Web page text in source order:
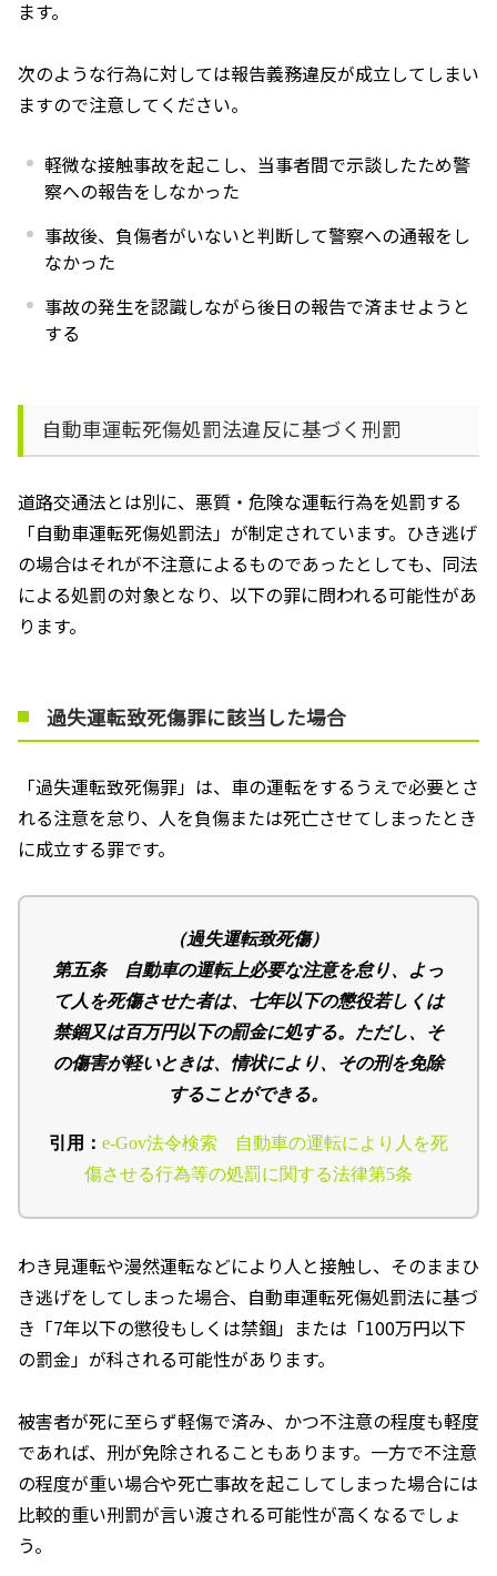
ます。
次のような行為に対しては報告義務違反が成立してしまい
ますので注意してください。
軽微な接触事故を起こし、当事者間で示談したため警
察への報告をしなかった
事故後、負傷者がいないと判断して警察への通報をし
なかった
事故の発生を認識しながら後日の報告で済ませようと
する
自動車運転死傷処罰法違反に基づく刑罰
道路交通法とは別に、悪質・危険な運転行為を処罰する
「自動車運転死傷処罰法」が制定されています。ひき逃げ
の場合はそれが不注意によるものであったとしても、同法
による処罰の対象となり、以下の罪に問われる可能性があ
ります。
過失運転致死傷罪に該当した場合
「過失運転致死傷罪」は、車の運転をするうえで必要とさ
れる注意を怠り、人を負傷または死亡させてしまったとき
に成立する罪です。
（過失運転致死傷）
第五条 自動車の運転上必要な注意を怠り、よっ
て人を死傷させた者は、七年以下の懲役若しくは
禁錮又は百万円以下の罰金に処する。ただし、そ
の傷害が軽いときは、情状により、その刑を免除
することができる。
引用： e-Gov法令検索 自動車の運転により人を死
傷させる行為等の処罰に関する法律第5条
わき見運転や漫然運転などにより人と接触し、そのままひ
き逃げをしてしまった場合、自動車運転死傷処罰法に基づ
き「7年以下の懲役もしくは禁錮」または「100万円以下
の罰金」が科される可能性があります。
被害者が死に至らず軽傷で済み、かつ不注意の程度も軽度
であれば、刑が免除されることもあります。一方で不注意
の程度が重い場合や死亡事故を起こしてしまった場合には
比較的重い刑罰が言い渡される可能性が高くなるでしょ
う。